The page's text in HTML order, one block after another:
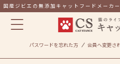
国産ジビエの無添加キャットフードメーカー
パスワードを忘れた方 会員へ変更さ